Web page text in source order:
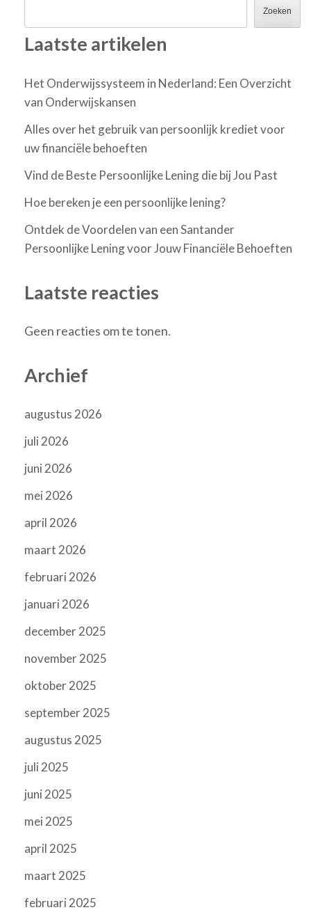
Zoeken
Laatste artikelen
Het Onderwijssysteem in Nederland: Een Overzicht
van Onderwijskansen
Alles over het gebruik van persoonlijk krediet voor
uw financiële behoeften
Vind de Beste Persoonlijke Lening die bij Jou Past
Hoe bereken je een persoonlijke lening?
Ontdek de Voordelen van een Santander
Persoonlijke Lening voor Jouw Financiële Behoeften
Laatste reacties
Geen reacties om te tonen.
Archief
augustus 2026
juli 2026
juni 2026
mei 2026
april 2026
maart 2026
februari 2026
januari 2026
december 2025
november 2025
oktober 2025
september 2025
augustus 2025
juli 2025
juni 2025
mei 2025
april 2025
maart 2025
februari 2025